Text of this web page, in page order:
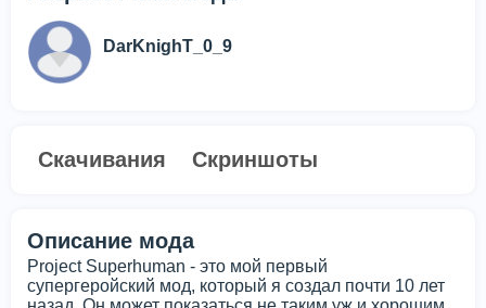
DarKnighT_0_9
Скачивания Скриншоты
Описание мода
Project Superhuman - это мой первый
супергеройский мод, который я создал почти 10 лет